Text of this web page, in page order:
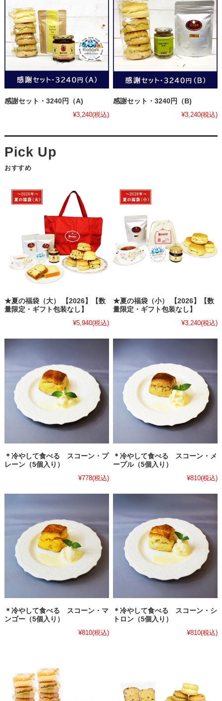
感謝セット・3240円（A)
¥3,240(税込)
感謝セット・3240円（B)
¥3,240(税込)
おすすめ
★夏の福袋（大） 【2026】【数
量限定・ギフト包装なし】
¥5,940(税込)
★夏の福袋（小） 【2026】【数
量限定・ギフト包装なし】
¥3,240(税込)
＊冷やして食べる スコーン・プ
レーン（5個入り）
¥778(税込)
＊冷やして食べる スコーン・メ
ープル（5個入り）
¥810(税込)
＊冷やして食べる スコーン・マ
ンゴー（5個入り）
¥810(税込)
＊冷やして食べる スコーン・シ
トロン（5個入り）
¥810(税込)